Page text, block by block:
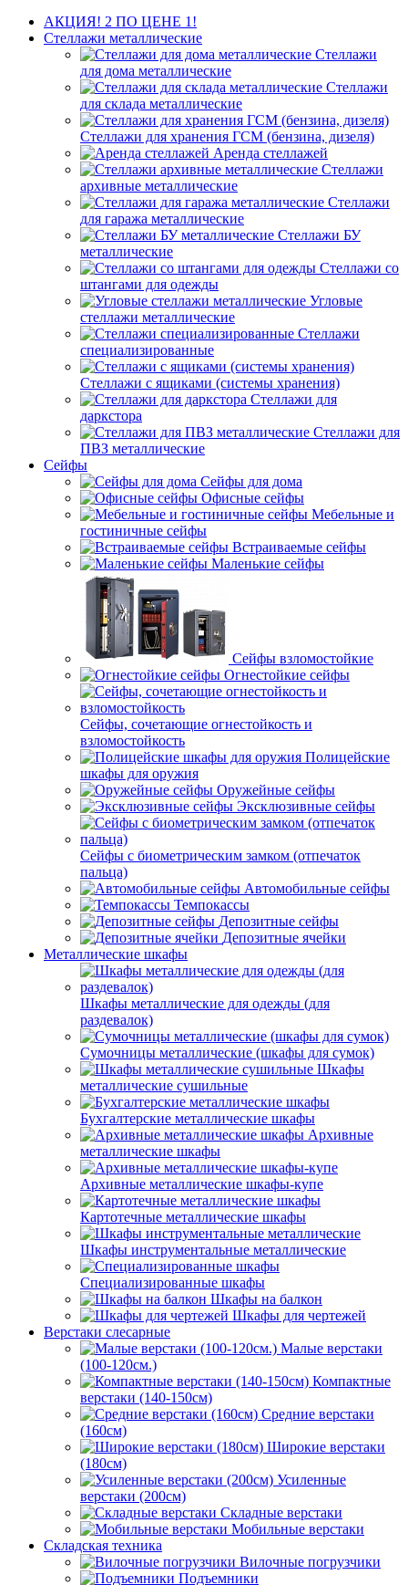
АКЦИЯ! 2 ПО ЦЕНЕ 1!
Стеллажи металлические
Стеллажи
для дома металлические
Стеллажи
для склада металлические
Стеллажи для хранения ГСМ (бензина, дизеля)
Аренда стеллажей
Стеллажи
архивные металлические
Стеллажи
для гаража металлические
Стеллажи БУ
металлические
Стеллажи со
штангами для одежды
Угловые
стеллажи металлические
Стеллажи
специализированные
Стеллажи с ящиками (системы хранения)
Стеллажи для
даркстора
Стеллажи для
ПВЗ металлические
Сейфы
Сейфы для дома
Офисные сейфы
Мебельные и
гостиничные сейфы
Встраиваемые сейфы
Маленькие сейфы
Сейфы взломостойкие
Огнестойкие сейфы
Сейфы, сочетающие огнестойкость и
взломостойкость
Полицейские
шкафы для оружия
Оружейные сейфы
Эксклюзивные сейфы
Сейфы с биометрическим замком (отпечаток
пальца)
Автомобильные сейфы
Темпокассы
Депозитные сейфы
Депозитные ячейки
Металлические шкафы
Шкафы металлические для одежды (для
раздевалок)
Сумочницы металлические (шкафы для сумок)
Шкафы
металлические сушильные
Бухгалтерские металлические шкафы
Архивные
металлические шкафы
Архивные металлические шкафы-купе
Картотечные металлические шкафы
Шкафы инструментальные металлические
Специализированные шкафы
Шкафы на балкон
Шкафы для чертежей
Верстаки слесарные
Малые верстаки
(100-120см.)
Компактные
верстаки (140-150см)
Средние верстаки
(160см)
Широкие верстаки
(180см)
Усиленные
верстаки (200см)
Складные верстаки
Мобильные верстаки
Складская техника
Вилочные погрузчики
Подъемники